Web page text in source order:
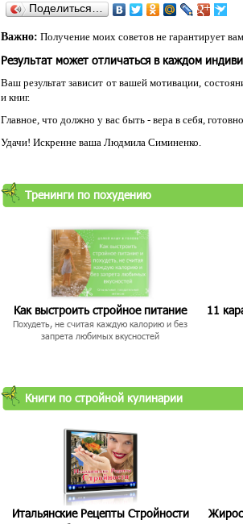
Поделиться…
Важно: Получение моих советов не гарантирует
Результат может отличаться в каждом
Ваш результат зависит от вашей мотивации,
и книг.
Главное, что должно у вас быть - вера в себя,
Удачи! Искренне ваша Людмила Симиненко.
Тренинги по похудению
Как выстроить стройное питание
Похудеть, не считая каждую калорию и без
запрета любимых вкусностей
11
Книги по стройной кулинарии
Итальянские Рецепты Стройности